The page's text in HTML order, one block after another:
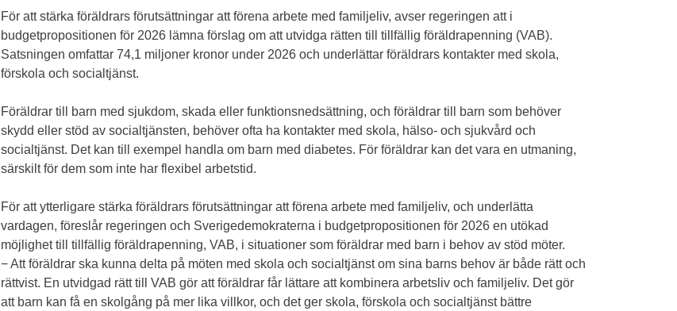
För att stärka föräldrars förutsättningar att förena arbete med familjeliv, avser regeringen att i
budgetpropositionen för 2026 lämna förslag om att utvidga rätten till tillfällig föräldrapenning (VAB).
Satsningen omfattar 74,1 miljoner kronor under 2026 och underlättar föräldrars kontakter med skola,
förskola och socialtjänst.
Föräldrar till barn med sjukdom, skada eller funktionsnedsättning, och föräldrar till barn som behöver
skydd eller stöd av socialtjänsten, behöver ofta ha kontakter med skola, hälso- och sjukvård och
socialtjänst. Det kan till exempel handla om barn med diabetes. För föräldrar kan det vara en utmaning,
särskilt för dem som inte har flexibel arbetstid.
För att ytterligare stärka föräldrars förutsättningar att förena arbete med familjeliv, och underlätta
vardagen, föreslår regeringen och Sverigedemokraterna i budgetpropositionen för 2026 en utökad
möjlighet till tillfällig föräldrapenning, VAB, i situationer som föräldrar med barn i behov av stöd möter.
− Att föräldrar ska kunna delta på möten med skola och socialtjänst om sina barns behov är både rätt och
rättvist. En utvidgad rätt till VAB gör att föräldrar får lättare att kombinera arbetsliv och familjeliv. Det gör
att barn kan få en skolgång på mer lika villkor, och det ger skola, förskola och socialtjänst bättre